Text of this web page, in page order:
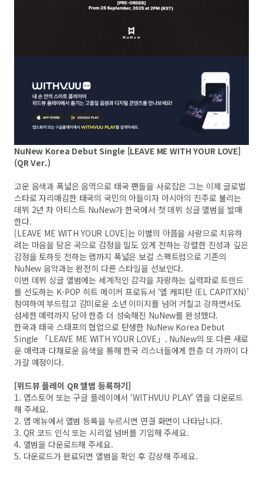
NuNew Korea Debut Single [LEAVE ME WITH YOUR LOVE]
(QR Ver.)
고운 음색과 폭넓은 음역으로 태국 팬들을 사로잡은 그는 이제 글로벌
스타로 자리매김한 태국의 국민의 아들이자 아시아의 진주로 불리는
데뷔 2년 차 아티스트 NuNew가 한국에서 첫 데뷔 싱글 앨범을 발매
한다.
[LEAVE ME WITH YOUR LOVE]는 이별의 아픔을 사랑으로 치유하
려는 마음을 담은 곡으로 감정을 밀도 있게 전하는 강렬한 진성과 깊은
감정을 토하듯 전하는 랩까지 폭넓은 보컬 스펙트럼으로 기존의
NuNew 음악과는 완전히 다른 스타일을 선보인다.
이번 데뷔 싱글 앨범에는 세계적인 감각을 자랑하는 실력파로 트렌드
를 선도하는 K-POP 히트 메이커 프로듀서 ‘엘 캐피탄 (EL CAPITXN)’
참여하여 부드럽고 감미로운 소년 이미지를 넘어 거칠고 강하면서도
섬세한 매력까지 담아 한층 더 성숙해진 NuNew를 완성했다.
한국과 태국 스태프의 협업으로 탄생한 NuNew Korea Debut
Single 「LEAVE ME WITH YOUR LOVE」. NuNew의 또 다른 새로
운 매력과 다채로운 음색을 통해 한국 리스너들에게 한층 더 가까이 다
가갈 예정이다.
[위드뷰 플레이 QR 앨범 등록하기]
1. 앱스토어 또는 구글 플레이에서 ‘WITHVUU PLAY’ 앱을 다운로드
해 주세요.
2. 앱 메뉴에서 앨범 등록을 누르시면 연결 화면이 나타납니다.
3. QR 코드 인식 또는 시리얼 넘버를 기입해 주세요.
4. 앨범을 다운로드해 주세요.
5. 다운로드가 완료되면 앨범을 확인 후 감상해 주세요.